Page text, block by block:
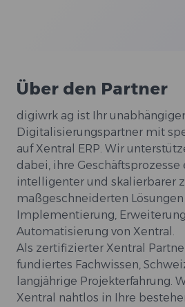
Über den Partner
digiwrk ag ist Ihr unabhängiger
Digitalisierungspartner mit
auf Xentral ERP. Wir
dabei, ihre Geschäftsprozesse
intelligenter und skalierbarer
maßgeschneiderten
Implementierung,
Automatisierung von Xentral.
Als zertifizierter Xentral
fundiertes Fachwissen,
langjährige Projekterfahrung.
Xentral nahtlos in Ihre